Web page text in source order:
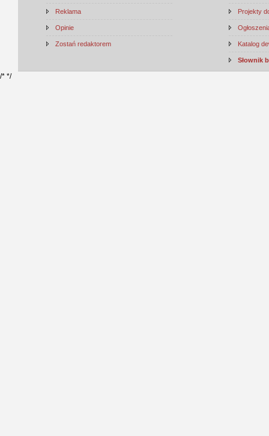
Reklama
Opinie
Zostań redaktorem
Projekty
Katalog
Słownik
/* */